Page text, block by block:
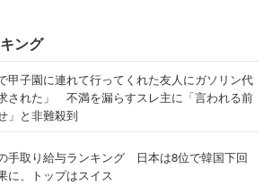
ング
甲子園に連れて行ってくれた友人にガソリン代
された」 不満を漏らすスレ主に「言われる前
」と非難殺到
手取り給与ランキング 日本は8位で韓国下回
に、トップはスイス